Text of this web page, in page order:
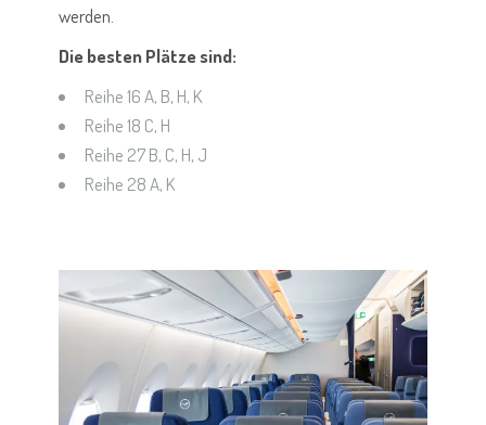
werden.
Die besten Plätze sind:
Reihe 16 A, B, H, K
Reihe 18 C, H
Reihe 27 B, C, H, J
Reihe 28 A, K